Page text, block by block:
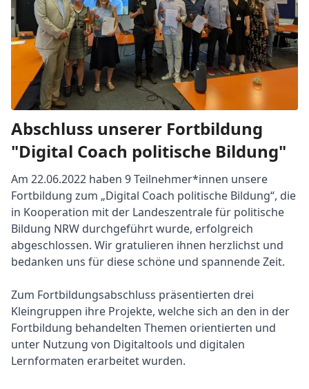
Abschluss unserer Fortbildung
"Digital Coach politische Bildung"
Am 22.06.2022 haben 9 Teilnehmer*innen unsere
Fortbildung zum „Digital Coach politische Bildung“, die
in Kooperation mit der Landeszentrale für politische
Bildung NRW durchgeführt wurde, erfolgreich
abgeschlossen. Wir gratulieren ihnen herzlichst und
bedanken uns für diese schöne und spannende Zeit.
Zum Fortbildungsabschluss präsentierten drei
Kleingruppen ihre Projekte, welche sich an den in der
Fortbildung behandelten Themen orientierten und
unter Nutzung von Digitaltools und digitalen
Lernformaten erarbeitet wurden.